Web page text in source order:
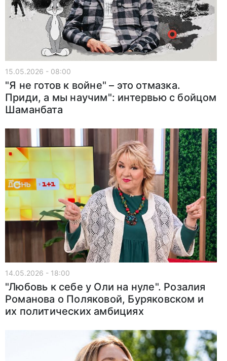
15.05.2026 - 08:00
"Я не готов к войне" – это отмазка.
Приди, а мы научим": интервью с бойцом
Шаманбата
14.05.2026 - 18:00
"Любовь к себе у Оли на нуле". Розалия
Романова о Поляковой, Буряковском и
их политических амбициях